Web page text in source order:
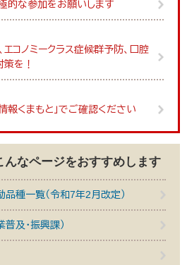
的な参加をお願いします
コノミークラス症候群予防、口腔
策を！
報くまもと」でご確認ください
んなページをおすすめします
種一覧（令和7年2月改定）
及・振興課）